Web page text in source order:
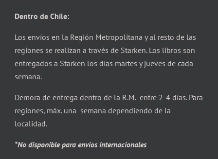
Dentro de Chile:
Los envíos en la Región Metropolitana y al resto de las
regiones se realizan a través de Starken. Los libros son
entregados a Starken los días martes y jueves de cada
semana.
Demora de entrega dentro de la R.M. entre 2-4 días. Para
regiones, máx. una semana dependiendo de la
localidad.
*No disponible para envíos internacionales